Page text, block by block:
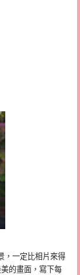
，一定比相片來得
的畫面，寫下每